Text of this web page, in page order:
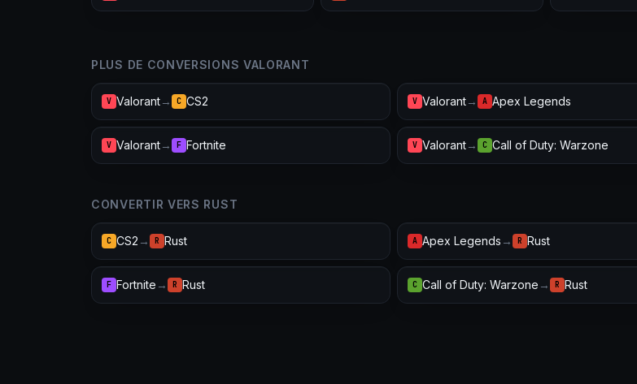
PLUS DE CONVERSIONS VALORANT
V Valorant→ C CS2 V Valorant→ A Apex Legends
V Valorant→ F Fortnite V Valorant→ C Call of Duty: Warzone
CONVERTIR VERS RUST
C CS2 → R Rust A Apex Legends → R Rust
F Fortnite → R Rust C Call of Duty: Warzone → R Rust